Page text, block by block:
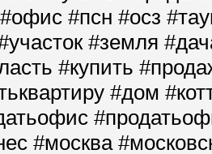
#псн #осз
#земля
#купить
#дом
#москва